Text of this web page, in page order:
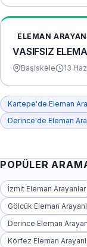
ELEMAN
VASIFSIZ
Başiskele 13
Kartepe'de Eleman
Derince'de Eleman
POPÜLER
İzmit Eleman Arayanlar
Gölcük Eleman
Derince Eleman
Körfez Eleman